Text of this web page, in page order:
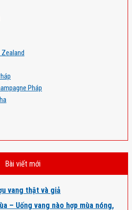
Pháp
Bài viết mới
vang thật và giả
– Uống vang nào hợp mùa nóng,